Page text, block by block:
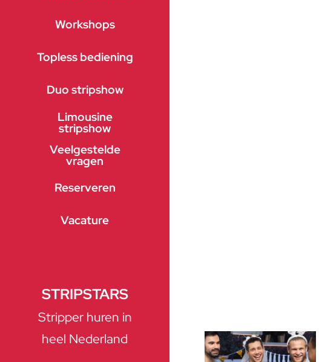
Workshops
Topless bediening
Duo stripshow
Limousine
stripshow
Veelgestelde
vragen
Reserveren
Vacature
STRIPSTARS
Stripper huren in
heel Nederland